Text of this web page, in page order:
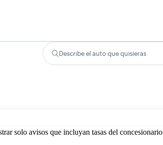
Describe el auto que quisieras
solo avisos que incluyan tasas del concesionario